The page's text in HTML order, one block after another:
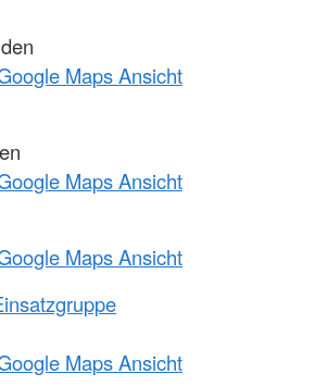
Maps Ansicht
Maps Ansicht
Maps Ansicht
Maps Ansicht